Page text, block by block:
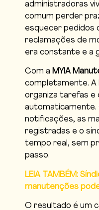
administradoras
comum perder
esquecer pedidos
reclamações de
era constante e a
Com a MYIA
completamente. A
organiza tarefas e
automaticamente.
notificações, as
registradas e o
tempo real, sem
passo.
LEIA TAMBÉM:
manutenções
O resultado é um